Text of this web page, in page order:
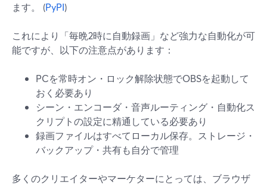
ます。 (PyPI)
これにより「毎晩2時に自動録画」など強力な自動化が可
能ですが、以下の注意点があります：
PCを常時オン・ロック解除状態でOBSを起動して
おく必要あり
シーン・エンコーダ・音声ルーティング・自動化ス
クリプトの設定に精通している必要あり
録画ファイルはすべてローカル保存。ストレージ・
バックアップ・共有も自分で管理
多くのクリエイターやマーケターにとっては、ブラウザ